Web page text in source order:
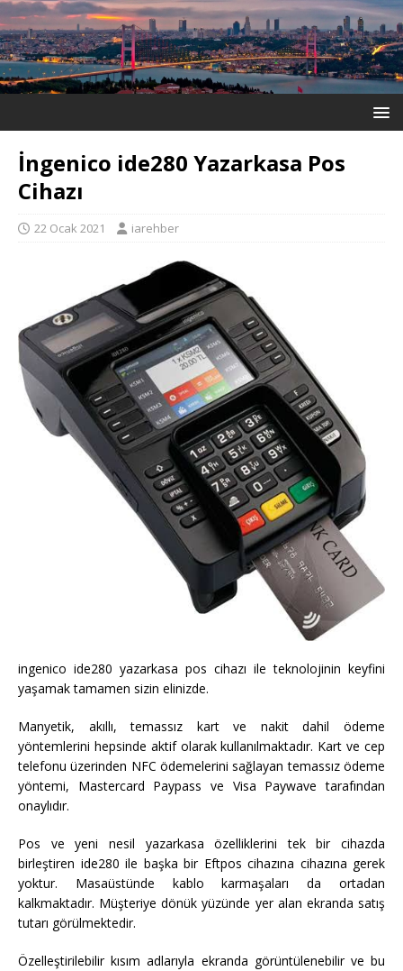
İngenico ide280 Yazarkasa Pos
Cihazı
22 Ocak 2021 iarehber
ingenico ide280 yazarkasa pos cihazı ile teknolojinin keyfini
yaşamak tamamen sizin elinizde.
Manyetik, akıllı, temassız kart ve nakit dahil ödeme
yöntemlerini hepsinde aktif olarak kullanılmaktadır. Kart ve cep
telefonu üzerinden NFC ödemelerini sağlayan temassız ödeme
yöntemi, Mastercard Paypass ve Visa Paywave tarafından
onaylıdır.
Pos ve yeni nesil yazarkasa özelliklerini tek bir cihazda
birleştiren ide280 ile başka bir Eftpos cihazına cihazına gerek
yoktur. Masaüstünde kablo karmaşaları da ortadan
kalkmaktadır. Müşteriye dönük yüzünde yer alan ekranda satış
tutarı görülmektedir.
Özelleştirilebilir kısım adlarıyla ekranda görüntülenebilir ve bu